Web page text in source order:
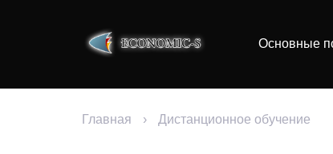
Основные
Главная › Дистанционное обучение